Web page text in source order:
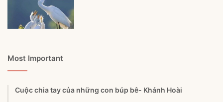
Most Important
Cuộc chia tay của những con búp bê- Khánh Hoài